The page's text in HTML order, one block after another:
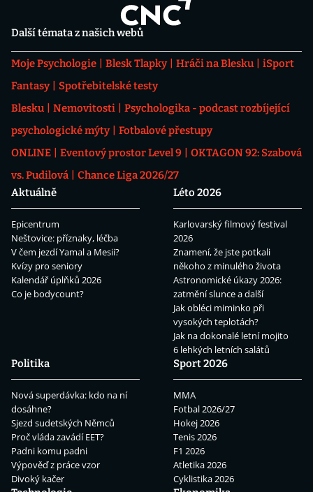
Další témata z našich webů
Moje Psychologie Blesk Tlapky Hráči na Blesku
iSport
Fantasy
Spotřebitelské testy
Blesku
Nemovitosti
Psychologika - podcast rozbíjející
psychologické mýty
Fotbalové přestupy
ONLINE
Eventový prostor Level 9
OKTAGON 92: Szabová
vs. Pudilová
Chance Liga 2026/27
Aktuálně
Epicentrum
Neštovice: příznaky, léčba
V čem jezdí Yamal a Mesii?
Kvízy pro seniory
Kalendář úplňků 2026
Co je bodycount?
Léto 2026
Karlovarský filmový festival
2026
Znamení, že jste potkali
někoho z minulého života
Astronomické úkazy 2026:
zatmění slunce a další
Jak obléci miminko při
vysokých teplotách?
Jak na dokonalé letní mojito
6 lehkých letních salátů
Politika
Nová superdávka: kdo na ní
dosáhne?
Sjezd sudetských Němců
Proč vláda zavádí EET?
Padni komu padni
Výpověď z práce vzor
Divoký kačer
Sport 2026
MMA
Fotbal 2026/27
Hokej 2026
Tenis 2026
F1 2026
Atletika 2026
Cyklistika 2026